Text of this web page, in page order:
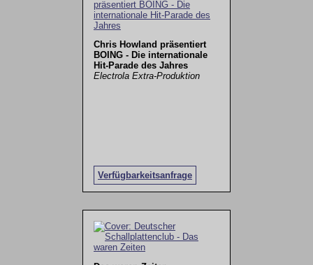
Chris Howland präsentiert
BOING - Die internationale
Hit-Parade des Jahres
Electrola Extra-Produktion
Verfügbarkeitsanfrage